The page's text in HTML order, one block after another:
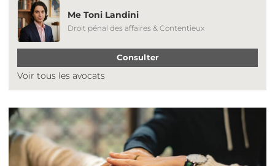
Me Toni Landini
Droit pénal des affaires & Contentieux
Consulter
Voir tous les avocats